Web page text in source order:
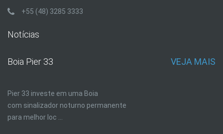
+55 (48) 3285 3333
Notícias
Boia Pier 33 VEJA MAIS
Pier 33 investe em uma Boia
com sinalizador noturno permanente
para melhor loc ...